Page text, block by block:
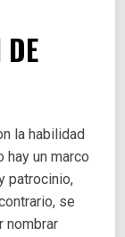
la habilidad
hay un marco
patrocinio,
se
nombrar